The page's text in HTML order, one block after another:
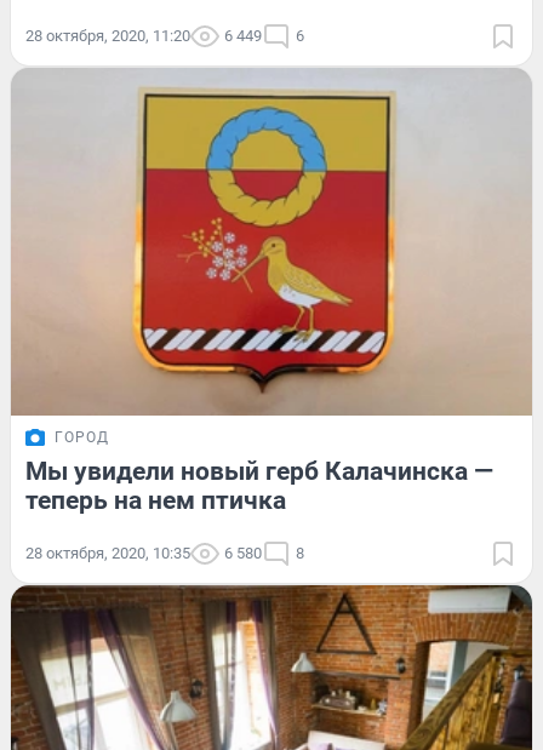
28 октября, 2020, 11:20 6 449 6
ГОРОД
Мы увидели новый герб Калачинска —
теперь на нем птичка
28 октября, 2020, 10:35 6 580 8